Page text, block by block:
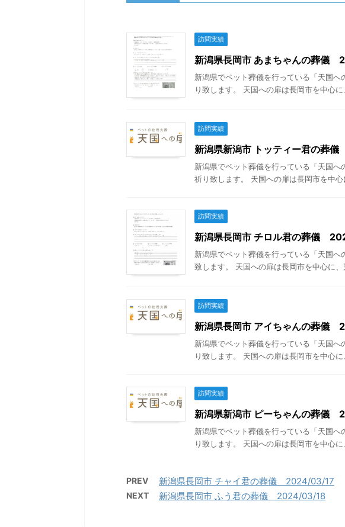
訪問実績
新潟県長岡市 あまちゃんの葬儀
新潟県でペット葬儀を行っている「天国
り致します。 天国への扉は長岡市を中心
訪問実績
新潟県新潟市 トッティー君の葬
新潟県でペット葬儀を行っている「天国
祈り致します。 天国への扉は長岡市を中
訪問実績
新潟県長岡市 チロル君の葬儀
新潟県でペット葬儀を行っている「天国
致します。 天国への扉は長岡市を中心に
訪問実績
新潟県長岡市 アイちゃんの葬儀
新潟県でペット葬儀を行っている「天国
り致します。 天国への扉は長岡市を中心
訪問実績
新潟県新潟市 ピーちゃんの葬儀
新潟県でペット葬儀を行っている「天国
り致します。 天国への扉は長岡市を中心
PREV 新潟県長岡市 チャイ君の葬儀 2024/03/17
NEXT 新潟県長岡市 ふう君の葬儀 2024/03/18